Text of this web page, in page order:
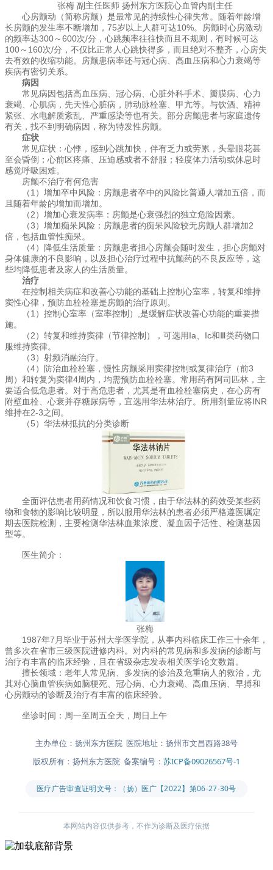
张梅 副主任医师 扬州东方医院心血管内副主任
心房颤动（简称房颤）是最常见的持续性心律失常。随着年龄增
长房颤的发生率不断增加，75岁以上人群可达10%。房颤时心房激动
的频率达300～600次/分，心跳频率往往快而且不规则，有时候可达
100～160次/分，不仅比正常人心跳快得多，而且绝对不整齐，心房失
去有效的收缩功能。房颤患病率还与冠心病、高血压病和心力衰竭等
疾病有密切关系。
病因
常见病因包括高血压病、冠心病、心脏外科手术、瓣膜病、心力
衰竭、心肌病，先天性心脏病，肺动脉栓塞、甲亢等。与饮酒、精神
紧张、水电解质紊乱、严重感染等也有关。部分房颤患者与家庭遗传
有关，找不到明确病因，称为特发性房颤。
症状
常见症状：心悸，感到心跳加快，伴有乏力或劳累，头晕眼花甚
至会昏倒；心前区疼痛、压迫感或者不舒服；轻度体力活动或休息时
感觉呼吸困难。
房颤不治疗有何危害
（1）增加卒中风险：房颤患者卒中的风险比普通人增加五倍，而
且随着年龄的增加而增加。
（2）增加心衰发病率：房颤是心衰强烈的独立危险因素。
（3）增加痴呆风险：房颤患者的痴呆风险较无房颤人群增加2
倍，包括血管性痴呆。
（4）降低生活质量：房颤患者担心房颤会随时发生，担心房颤对
身体健康的不良影响，以及担心治疗过程中抗颤药的不良反应等，这
些均降低患者及家人的生活质量。
治疗
在控制相关病症和改善心功能的基础上控制心室率，转复和维持
窦性心律，预防血栓栓塞是房颤的治疗原则。
（1）控制心室率（室率控制）,是缓解症状改善心功能的重要措
施。
（2）转复和维持窦律（节律控制），可选用Ia、Ic和Ⅲ类药物口
服维持窦律。
（3）射频消融治疗。
（4）防治血栓栓塞，慢性房颤采用窦律控制或复律治疗（前3
周）和转复为窦律4周内，均需预防血栓栓塞。常用药有阿司匹林，主
要适合低危患者。对于高危患者，尤其是有血栓栓塞病史，在心房有
附壁血栓、心衰并存糖尿病等，宜选用华法林治疗。所用剂量应将INR
维持在2-3之间。
（5）华法林抵抗的分类诊断
全面评估患者用药情况和饮食习惯，由于华法林的药效受某些药
物和食物的影响比较明显，所以服用华法林的患者必须严格遵医嘱定
期去医院检测，主要检测华法林血浆浓度、凝血因子活性、检测基因
型等。
医生简介：
张梅
1987年7月毕业于苏州大学医学院，从事内科临床工作三十余年，
曾多次在省市三级医院进修内科。对内科的常见病和多发病的诊断与
治疗有丰富的临床经验，且在省级杂志发表相关医学论文数篇。
擅长领域：老年人常见病、多发病的诊治及危重病人的救治，尤
其对心脑血管疾病如脑梗死、冠心病、心力衰竭、高血压病、早搏和
心房颤动的诊断及治疗有丰富的临床经验。
坐诊时间：周一至周五全天，周日上午
主办单位：扬州东方医院 医院地址：扬州市文昌西路38号
版权所有：扬州东方医院 备案编号： 苏ICP备09026567号-1
医疗广告审查证明文号：（扬）医广【2022】第06-27-30号
本网站内容仅供参考，不作为诊断及医疗依据